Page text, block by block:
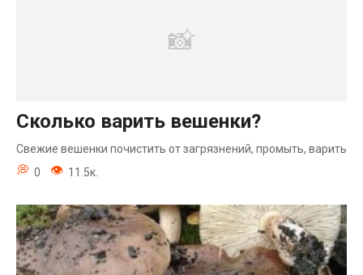
Сколько варить вешенки?
Свежие вешенки почистить от загрязнений, промыть, варить
0
11.5к.